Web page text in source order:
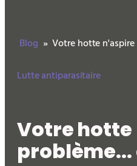
Blog » Votre hotte n'aspire
Lutte antiparasitaire
Votre hotte
problème...